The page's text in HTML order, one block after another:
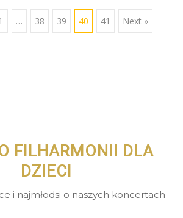
… 38 39 40 41 Next »
FILHARMONII DLA
DZIECI
i najmłodsi o naszych koncertach